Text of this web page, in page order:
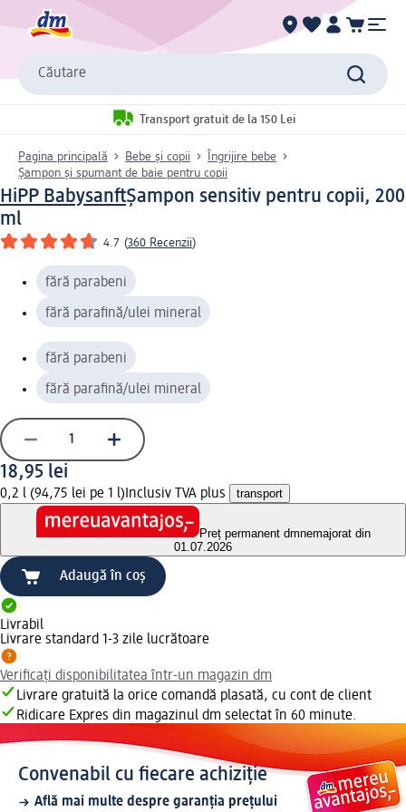
Căutare
Transport gratuit de la 150 Lei
Pagina principală Bebe și copii
Îngrijire bebe
Șampon și spumant de baie pentru copii
HiPP BabysanftȘampon sensitiv pentru copii, 200
ml
4.7 (360 Recenzii)
fără parabeni
fără parafină/ulei mineral
fără parabeni
fără parafină/ulei mineral
18,95 lei
0,2 l (94,75 lei pe 1 l) Inclusiv TVA plus transport
Preț permanent dmnemajorat din
01.07.2026
Adaugă în coș
Livrabil
Livrare standard 1-3 zile lucrătoare
Verificați disponibilitatea într-un magazin dm
Livrare gratuită la orice comandă plasată, cu cont de client
Ridicare Expres din magazinul dm selectat în 60 minute.
Convenabil cu fiecare achiziție
Află mai multe despre garanția prețului